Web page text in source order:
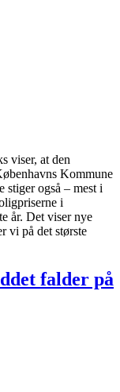
viser, at den
Kommune
stiger også – mest i
i
år. Det viser nye
vi på det største
falder på